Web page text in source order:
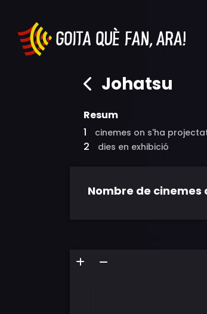
Johatsu
Resum
1
cinemes on s'ha
2 dies en exhibició
Nombre de